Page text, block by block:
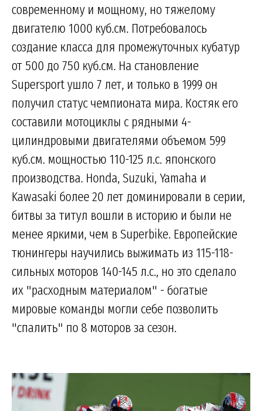
современному и мощному, но тяжелому
двигателю 1000 куб.см. Потребовалось
создание класса для промежуточных кубатур
от 500 до 750 куб.см. На становление
Supersport ушло 7 лет, и только в 1999 он
получил статус чемпионата мира. Костяк его
составили мотоциклы с рядными 4-
цилиндровыми двигателями объемом 599
куб.см. мощностью 110-125 л.с. японского
производства. Honda, Suzuki, Yamaha и
Kawasaki более 20 лет доминировали в серии,
битвы за титул вошли в историю и были не
менее яркими, чем в Superbike. Европейские
тюнингеры научились выжимать из 115-118-
сильных моторов 140-145 л.с., но это сделало
их "расходным материалом" - богатые
мировые команды могли себе позволить
"спалить" по 8 моторов за сезон.